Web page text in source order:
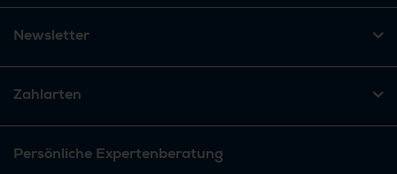
Newsletter
Zahlarten
Persönliche Expertenberatung